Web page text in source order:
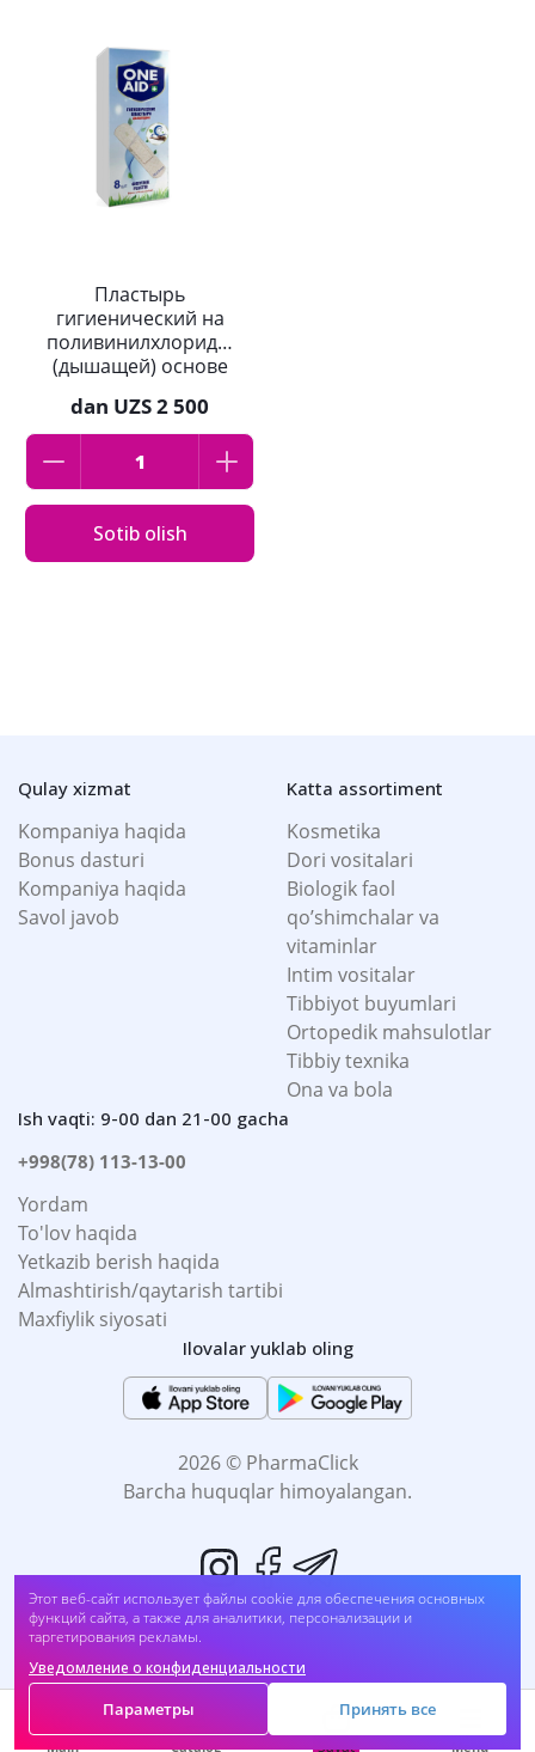
Этот веб-сайт использует файлы cookie для обеспечения основных
функций сайта, а также для аналитики, персонализации и
таргетирования рекламы.
Уведомление о конфиденциальности
Параметры Принять все
Лейкопластырь Мультипласт 2см.*500см. (1040126##2 806)
UZS10 700
Пластырь
гигиенический на
поливинилхлоридной
(дышащей) основе
№8
dan UZS 2 500
Sotib olish
Qulay xizmat
Kompaniya haqida
Bonus dasturi
Kompaniya haqida
Savol javob
Katta assortiment
Kosmetika
Dori vositalari
Biologik faol
qo’shimchalar va
vitaminlar
Intim vositalar
Tibbiyot buyumlari
Ortopedik mahsulotlar
Tibbiy texnika
Ona va bola
Ish vaqti: 9-00 dan 21-00 gacha
+998(78) 113-13-00
Yordam
To'lov haqida
Yetkazib berish haqida
Almashtirish/qaytarish tartibi
Maxfiylik siyosati
Ilovalar yuklab oling
2026 © PharmaClick
Barcha huquqlar himoyalangan.
Main Catalog Savat Menu